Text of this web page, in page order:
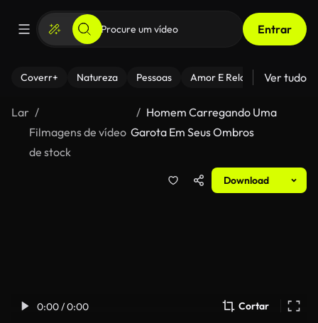
Entrar
Coverr+ Natureza Pessoas Amor E Relacionamentos
Ver tudo
Lar
Filmagens de vídeo
de stock
Homem Carregando Uma
Garota Em Seus Ombros
Download
0:00 / 0:00 Cortar